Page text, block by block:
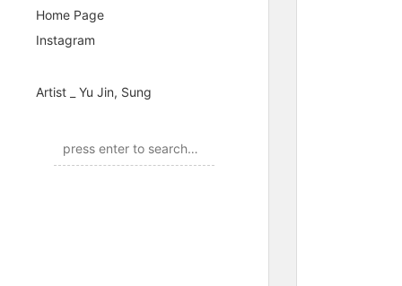
Home Page
Instagram
Artist _ Yu Jin, Sung